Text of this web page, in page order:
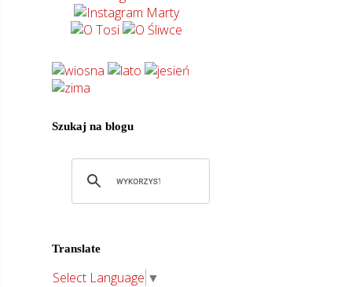
Szukaj na blogu
Translate
Select Language ▼